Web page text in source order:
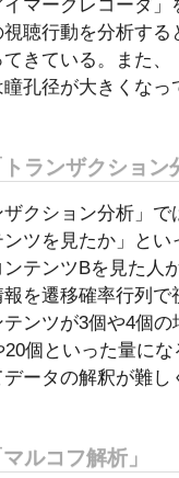
イマークレコーダ
聴行動を分析す
てきている。また
瞳孔径が大きくな
ランザクション
ザクション分析」
ツを見たか」と
ンテンツBを見た人
報を遷移確率行列
テンツが3個や4個
20個といった量に
データの解釈が難し
ルコフ解析」